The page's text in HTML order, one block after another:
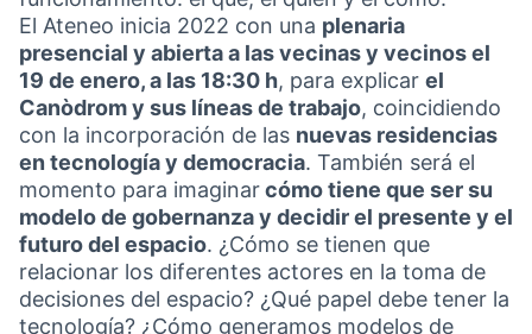
El Ateneo inicia 2022 con una plenaria
presencial y abierta a las vecinas y vecinos el
19 de enero, a las 18:30 h, para explicar el
Canòdrom y sus líneas de trabajo, coincidiendo
con la incorporación de las nuevas residencias
en tecnología y democracia. También será el
momento para imaginarcómo tiene que ser su
modelo de gobernanza y decidir el presente y el
futuro del espacio. ¿Cómo se tienen que
relacionar los diferentes actores en la toma de
decisiones del espacio? ¿Qué papel debe tener la
tecnología? ¿Cómo generamos modelos de